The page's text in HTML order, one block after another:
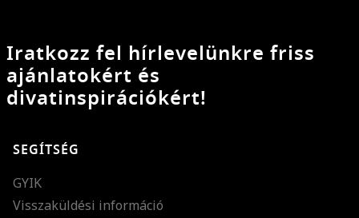
Iratkozz fel hírlevelünkre friss
ajánlatokért és
divatinspirációkért!
SEGÍTSÉG
GYIK
Visszaküldési információ